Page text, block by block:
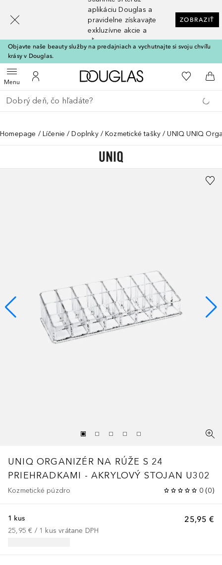
aplikáciu Douglas a
pravidelne získavajte
exkluzívne akcie a
zľavy
ZOBRAZIŤ
Objavte naše beauty služby na predajniach a vychutnajte si svoju chvíľu
krásy v Douglas.
MenuOtvoriť menuDo môjho účtu
Domov Do môjho
Do
Choď späť
Vykonajte vyhľadávanie
Homepage Líčenie Doplnky Kozmetické tašky UNIQ UNIQ
UNIQ ORGANIZÉR NA RÚŽE S 24
PRIEHRADKAMI - AKRYLOVÝ STOJAN U302
Kozmetické púzdro 0 (0)
25,95 €
1 kus
25,95 € / 1 kus vrátane DPH
[navigation.slideout.screenreader]